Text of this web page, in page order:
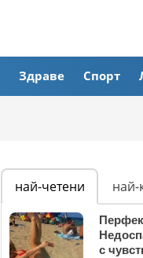
Здраве Спорт
най-четени
с